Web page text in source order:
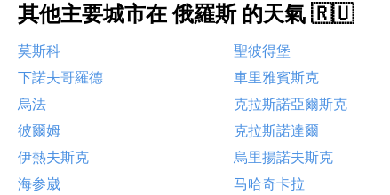
其他主要城市在 俄羅斯 的天氣 🇷🇺
莫斯科 聖彼得堡
下諾夫哥羅德
車里雅賓斯克
烏法
克拉斯諾亞爾斯克
彼爾姆
克拉斯諾達爾
伊熱夫斯克
烏里揚諾夫斯克
海参崴
马哈奇卡拉